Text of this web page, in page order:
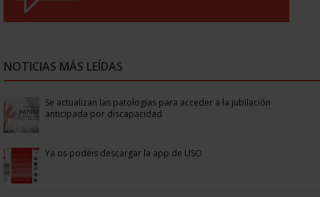
NOTICIAS MÁS LEÍDAS
Se actualizan las patologías para acceder a la jubilación
anticipada por discapacidad
Ya os podéis descargar la app de USO